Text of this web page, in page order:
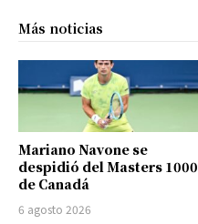
Más noticias
Mariano Navone se
despidió del Masters 1000
de Canadá
6 agosto 2026